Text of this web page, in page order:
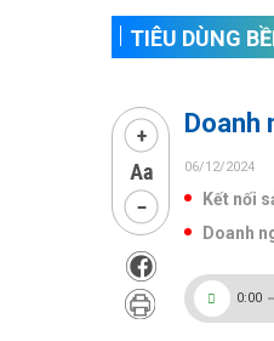
TIÊU DÙNG
Doanh
06/12/2024
Kết nối
Doanh
0:00